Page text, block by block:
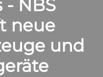
- NBS
neue
und